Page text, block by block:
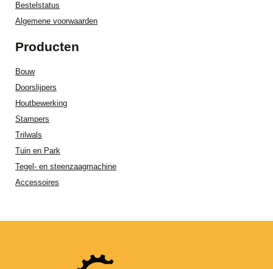
Bestelstatus
Algemene voorwaarden
Producten
Bouw
Doorslijpers
Houtbewerking
Stampers
Trilwals
Tuin en Park
Tegel- en steenzaagmachine
Accessoires